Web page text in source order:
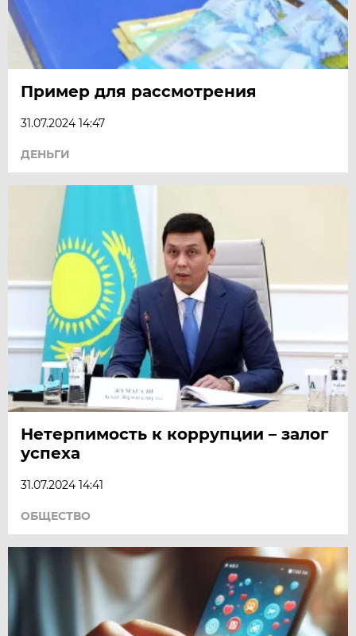
Пример для рассмотрения
31.07.2024 14:47
ДЕНЬГИ
Нетерпимость к коррупции – залог
успеха
31.07.2024 14:41
ОБЩЕСТВО